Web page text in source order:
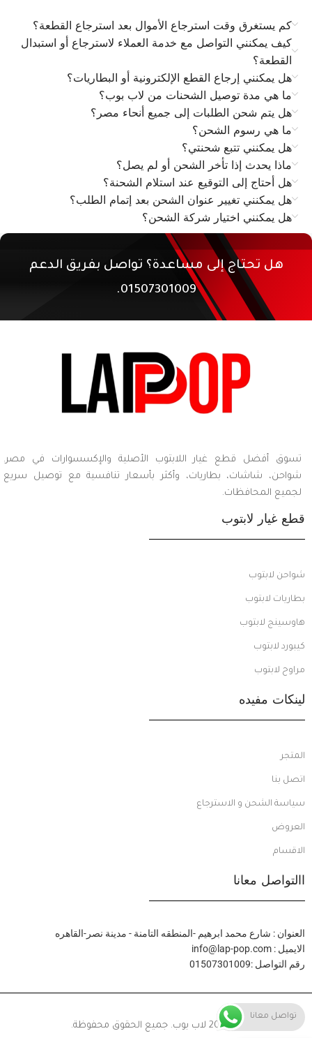
كم يستغرق وقت استرجاع الأموال بعد استرجاع القطعة؟
كيف يمكنني التواصل مع خدمة العملاء لاسترجاع أو استبدال
القطعة؟
هل يمكنني إرجاع القطع الإلكترونية أو البطاريات؟
ما هي مدة توصيل الشحنات من لاب بوب؟
هل يتم شحن الطلبات إلى جميع أنحاء مصر؟
ما هي رسوم الشحن؟
هل يمكنني تتبع شحنتي؟
ماذا يحدث إذا تأخر الشحن أو لم يصل؟
هل أحتاج إلى التوقيع عند استلام الشحنة؟
هل يمكنني تغيير عنوان الشحن بعد إتمام الطلب؟
هل يمكنني اختيار شركة الشحن؟
هل تحتاج إلى مساعدة؟ تواصل بفريق الدعم
01507301009.
تسوق أفضل قطع غيار اللابتوب الأصلية والإكسسوارات في مصر.
شواحن، شاشات، بطاريات، وأكثر بأسعار تنافسية مع توصيل سريع
لجميع المحافظات.
قطع غيار لابتوب
شواحن لابتوب
بطاريات لابتوب
هاوسينج لابتوب
كيبورد لابتوب
مراوح لابتوب
لينكات مفيده
المتجر
اتصل بنا
سياسة الشحن و الاسترجاع
العروض
الاقسام
االتواصل معانا
العنوان : شارع محمد ابرهيم -المنطقه التامنة - مدينة نصر-القاهره
الايميل : info@lap-pop.com
رقم التواصل :01507301009
© 2024 لاب بوب. جميع الحقوق محفوظة.
تواصل معانا